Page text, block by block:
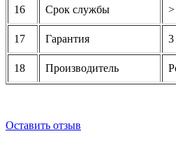
16 Срок службы >
17 Гарантия 3
18 Производитель
Оставить отзыв